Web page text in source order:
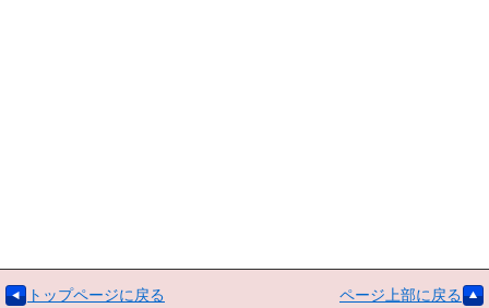
トップページに戻る ページ上部に戻る